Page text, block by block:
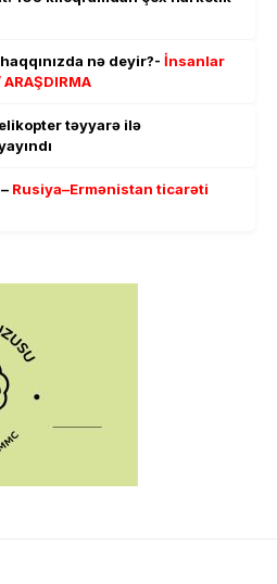
nə deyir?- İnsanlar
təyyarə ilə
Rusiya–Ermənistan ticarəti